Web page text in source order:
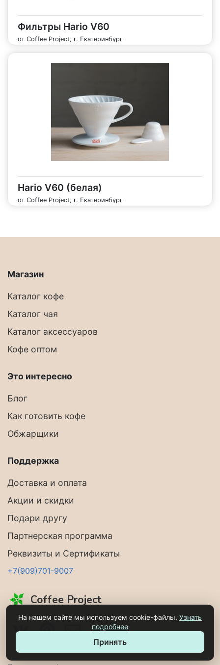
Фильтры Hario V60
от Coffee Project, г. Екатеринбург
Hario V60 (белая)
от Coffee Project, г. Екатеринбург
Магазин
Каталог кофе
Каталог чая
Каталог аксессуаров
Кофе оптом
Это интересно
Блог
Как готовить кофе
Обжарщики
Поддержка
Доставка и оплата
Акции и скидки
Подари другу
Партнерская программа
Реквизиты и Сертификаты
+7(909)701-9007
Coffee Project
На нашем сайте мы используем cookie-файлы. Узнать
подробнее
Принять